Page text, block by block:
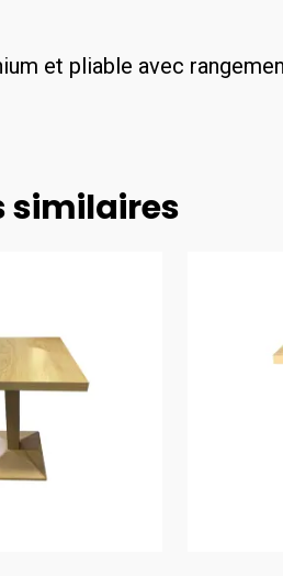
et pliable avec
similaires